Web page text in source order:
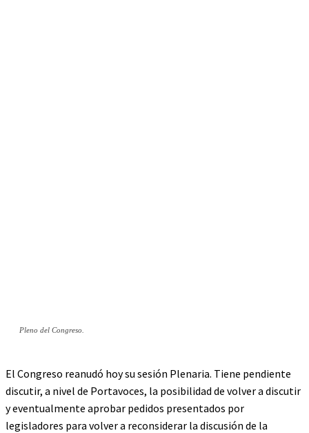
Pleno del Congreso.
El Congreso reanudó hoy su sesión Plenaria. Tiene pendiente
discutir, a nivel de Portavoces, la posibilidad de volver a discutir
y eventualmente aprobar pedidos presentados por
legisladores para volver a reconsiderar la discusión de la